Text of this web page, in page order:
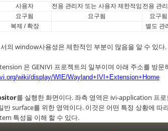
사용자 전용 관리자 또는 사용자 제한적임 전용 관
요구됨 요구됨
요구됨
복제 / 확장 별도 관
의 window사용성은 제한적인 부분이 많음을 알 수 있다.
은 GENIVI 프로젝트의 일부이며 아래 주소를 방문
wiki/display/WIE/Wayland+IVI+Extension+Home
를 실행한 화면이다. 좌측 영역은 ivi-application 프
반 surface를 위한 영역이다. 이것은 어떤 특정 상황에 따
특성을 이해 할 수 있다.